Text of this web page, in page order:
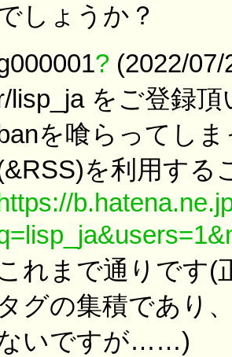
しょうか？
? (2022/
lisp_ja をご登録
を喰らってし
を利用する
これまで通りです(
タグの集積であり
いですが……)